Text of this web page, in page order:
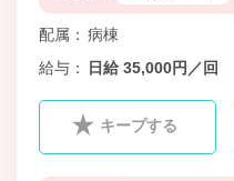
配属
病棟
給与
日給 35,000円／回
キープする